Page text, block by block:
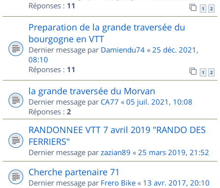
Réponses : 11 1 2
Preparation de la grande traversée du
bourgogne en VTT
Dernier message par Damiendu74 « 25 déc. 2021,
08:10
Réponses : 11 1 2
la grande traversée du Morvan
Dernier message par CA77 « 05 juil. 2021, 10:08
Réponses : 2
RANDONNEE VTT 7 avril 2019 "RANDO DES
FERRIERS"
Dernier message par zazian89 « 25 mars 2019, 21:52
Cherche partenaire 71
Dernier message par Frero Bike « 13 avr. 2017, 20:10